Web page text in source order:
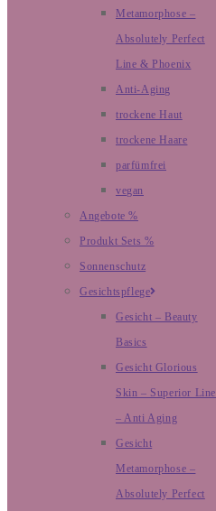
Metamorphose –
Absolutely Perfect
Line & Phoenix
Anti-Aging
trockene Haut
trockene Haare
parfümfrei
vegan
Angebote %
Produkt Sets %
Sonnenschutz
Gesichtspflege
Gesicht – Beauty
Basics
Gesicht Glorious
Skin – Superior Line
– Anti Aging
Gesicht
Metamorphose –
Absolutely Perfect